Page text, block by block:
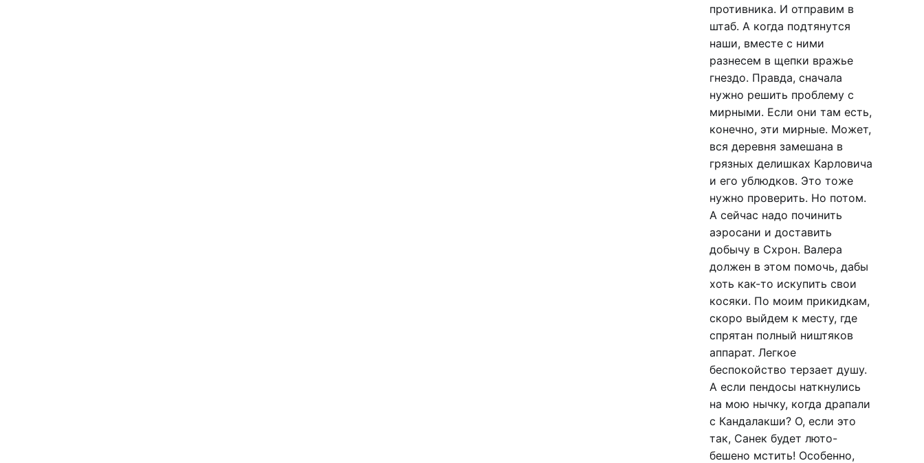
противника. И отправим в
штаб. А когда подтянутся
наши, вместе с ними
разнесем в щепки вражье
гнездо. Правда, сначала
нужно решить проблему с
мирными. Если они там есть,
конечно, эти мирные. Может,
вся деревня замешана в
грязных делишках Карловича
и его ублюдков. Это тоже
нужно проверить. Но потом.
А сейчас надо починить
аэросани и доставить
добычу в Схрон. Валера
должен в этом помочь, дабы
хоть как-то искупить свои
косяки. По моим прикидкам,
скоро выйдем к месту, где
спрятан полный ништяков
аппарат. Легкое
беспокойство терзает душу.
А если пендосы наткнулись
на мою нычку, когда драпали
с Кандалакши? О, если это
так, Санек будет люто-
бешено мстить! Особенно,